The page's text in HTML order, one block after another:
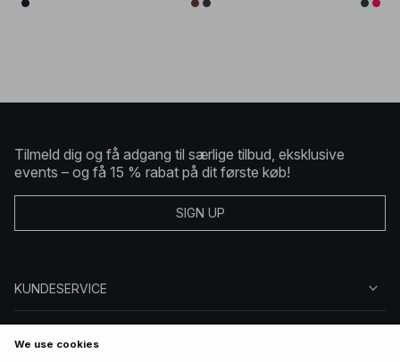
Tilmeld dig og få adgang til særlige tilbud, eksklusive
events – og få 15 % rabat på dit første køb!
SIGN UP
KUNDESERVICE